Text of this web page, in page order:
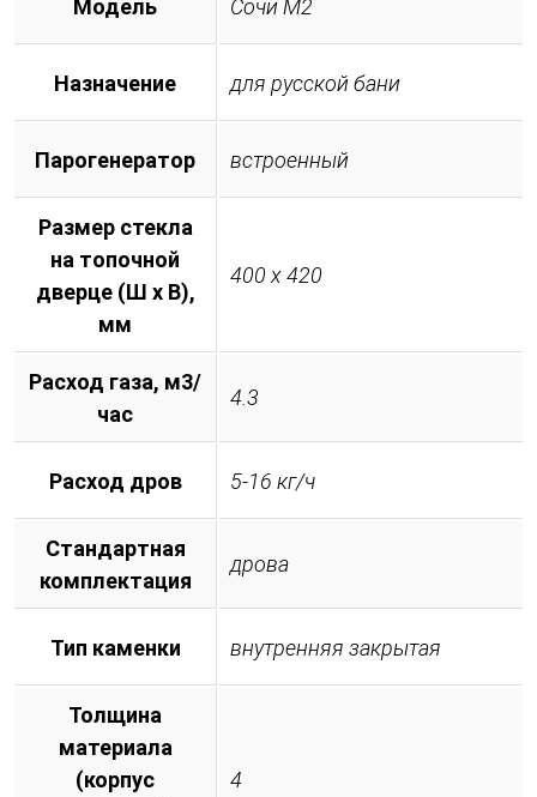
Модель Сочи М2
Назначение для русской бани
Парогенератор встроенный
Размер стекла
на топочной
дверце (Ш х В),
мм
400 х 420
Расход газа, м3/
час
4.3
Расход дров 5-16 кг/ч
Стандартная
комплектация
дрова
Тип каменки внутренняя закрытая
Толщина
материала
(корпус
4